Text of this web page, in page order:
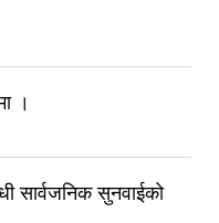
।
सार्वजनिक सुनवाईको